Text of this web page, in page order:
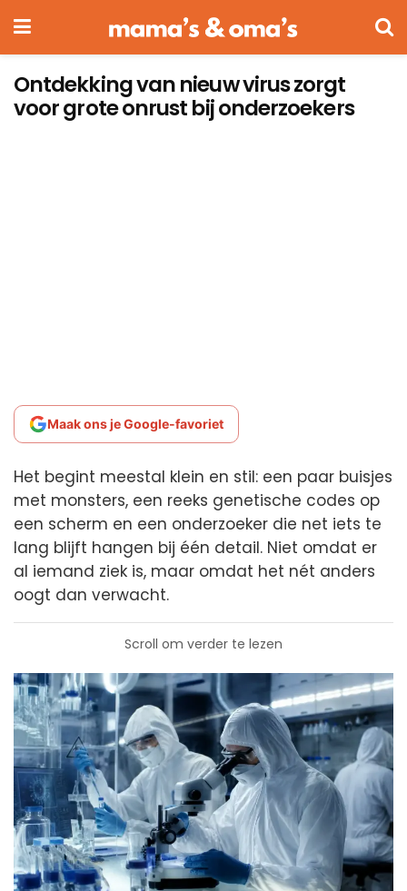
Ontdekking van nieuw virus zorgt
voor grote onrust bij onderzoekers
Maak ons je Google-favoriet
Het begint meestal klein en stil: een paar buisjes
met monsters, een reeks genetische codes op
een scherm en een onderzoeker die net iets te
lang blijft hangen bij één detail. Niet omdat er
al iemand ziek is, maar omdat het nét anders
oogt dan verwacht.
Scroll om verder te lezen